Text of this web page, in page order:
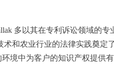
多以其在专利诉讼领域的
术和农业行业的法律实践奠定
境中为客户的知识产权提供有